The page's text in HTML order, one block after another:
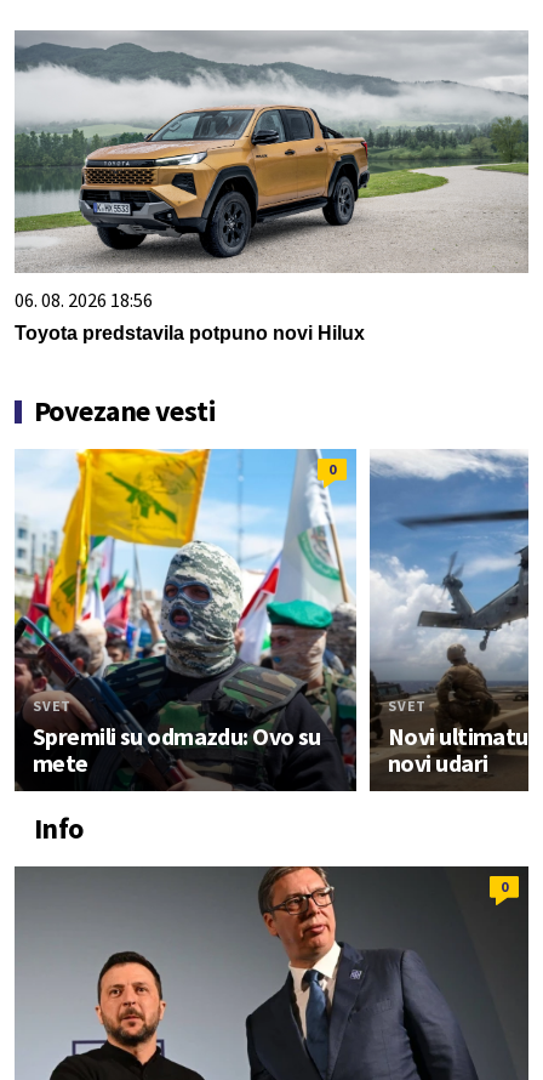
06. 08. 2026 18:56
Toyota predstavila potpuno novi Hilux
Povezane vesti
0
SVET
Spremili su odmazdu: Ovo su
mete
SVET
Novi
novi udari
Info
0